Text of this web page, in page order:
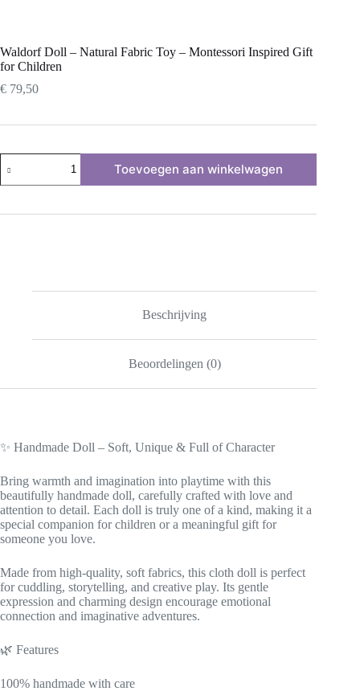
Waldorf Doll – Natural Fabric Toy – Montessori Inspired Gift
for Children
€ 79,50
Waldorf
Doll
–
Fabric
Toevoegen aan winkelwagen
Beschrijving
Beoordelingen (0)
✨ Handmade Doll – Soft, Unique & Full of Character
Bring warmth and imagination into playtime with this
beautifully handmade doll, carefully crafted with love and
attention to detail. Each doll is truly one of a kind, making it a
special companion for children or a meaningful gift for
someone you love.
Made from high-quality, soft fabrics, this cloth doll is perfect
for cuddling, storytelling, and creative play. Its gentle
expression and charming design encourage emotional
connection and imaginative adventures.
🌿 Features
100% handmade with care